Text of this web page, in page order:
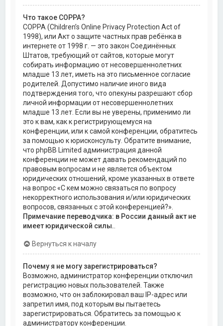
Что такое COPPA?
COPPA (Children’s Online Privacy Protection Act of
1998), или Акт о защите частных прав ребёнка в
интернете от 1998 г. — это закон Соединённых
Штатов, требующий от сайтов, которые могут
собирать информацию от несовершеннолетних
младше 13 лет, иметь на это письменное согласие
родителей. Допустимо наличие иного вида
подтверждения того, что опекуны разрешают сбор
личной информации от несовершеннолетних
младше 13 лет. Если вы не уверены, применимо ли
это к вам, как к регистрирующемуся на
конференции, или к самой конференции, обратитесь
за помощью к юрисконсульту. Обратите внимание,
что phpBB Limited администрация данной
конференции не может давать рекомендаций по
правовым вопросам и не является объектом
юридических отношений, кроме указанных в ответе
на вопрос «С кем можно связаться по вопросу
некорректного использования и/или юридических
вопросов, связанных с этой конференцией?».
Примечание переводчика: в России данный акт не
имеет юридической силы.
Вернуться к началу
Почему я не могу зарегистрироваться?
Возможно, администратор конференции отключил
регистрацию новых пользователей. Также
возможно, что он заблокировал ваш IP-адрес или
запретил имя, под которым вы пытаетесь
зарегистрироваться. Обратитесь за помощью к
администратору конференции.